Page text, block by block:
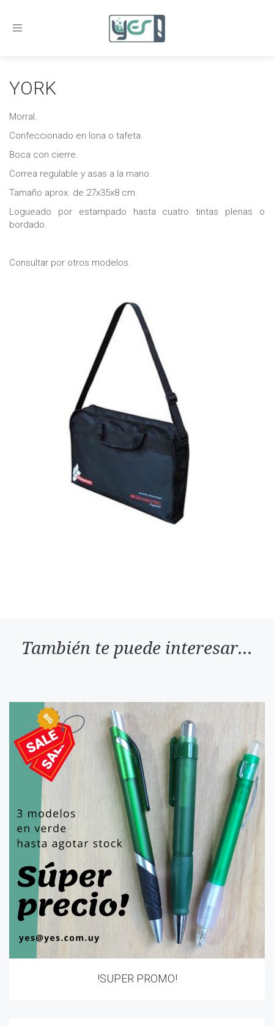
Toggle
YORK
Morral.
Confeccionado en lona o tafeta.
Boca con cierre.
Correa regulable y asas a la mano.
Tamaño aprox. de 27x35x8 cm.
Logueado por estampado hasta cuatro tintas plenas o
bordado.
Consultar por otros modelos.
También te puede interesar...
!SUPER PROMO!